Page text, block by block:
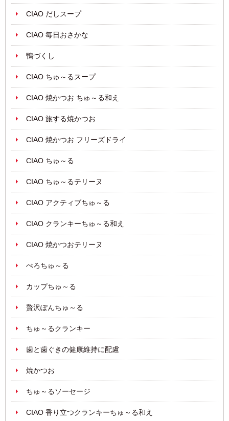
CIAO だしスープ
CIAO 毎日おさかな
鴨づくし
CIAO ちゅ～るスープ
CIAO 焼かつお ちゅ～る和え
CIAO 旅する焼かつお
CIAO 焼かつお フリーズドライ
CIAO ちゅ～る
CIAO ちゅ～るテリーヌ
CIAO アクティブちゅ～る
CIAO クランキーちゅ～る和え
CIAO 焼かつおテリーヌ
ぺろちゅ～る
カップちゅ～る
贅沢ぽんちゅ～る
ちゅ～るクランキー
歯と歯ぐきの健康維持に配慮
焼かつお
ちゅ～るソーセージ
CIAO 香り立つクランキーちゅ～る和え